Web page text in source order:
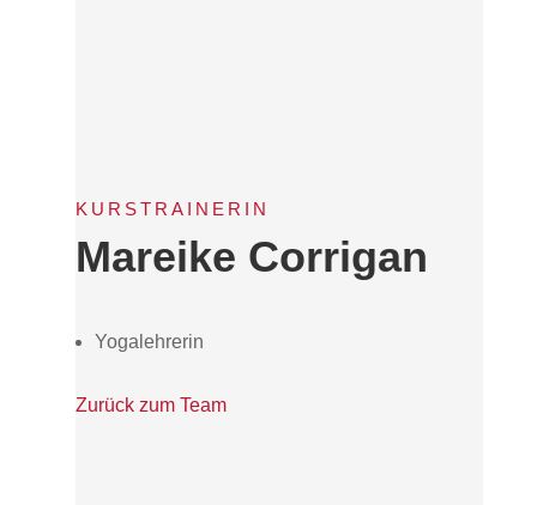
KURSTRAINERIN
Mareike Corrigan
Yogalehrerin
Zurück zum Team